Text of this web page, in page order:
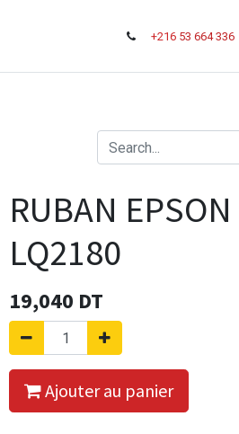
+216 53 664 336
RUBAN EPSON
LQ2180
19,040 DT
Ajouter au panier